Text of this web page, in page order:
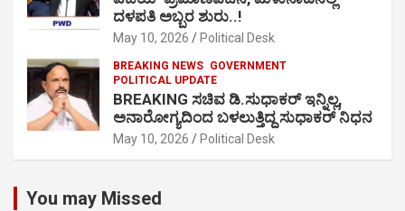
ದಳಪತಿ ಅಬ್ಬರ ಶುರು..!
May 10, 2026 Political Desk
BREAKING NEWS GOVERNMENT
POLITICAL UPDATE
BREAKING ಸಚಿವ ಡಿ.ಸುಧಾಕರ್ ಇನ್ನಿಲ್ಲ,
ಅನಾರೋಗ್ಯದಿಂದ ಬಳಲುತ್ತಿದ್ದ ಸುಧಾಕರ್ ನಿಧನ
May 10, 2026 Political Desk
You may Missed